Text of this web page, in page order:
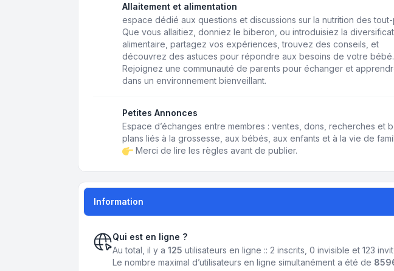
Allaitement et alimentation
espace dédié aux questions et discussions sur la nutrition des tout-
Que vous allaitiez, donniez le biberon, ou introduisiez la
alimentaire, partagez vos expériences, trouvez des conseils, et
découvrez des astuces pour répondre aux besoins de votre bébé.
Rejoignez une communauté de parents pour échanger et
dans un environnement bienveillant.
Petites Annonces
Espace d’échanges entre membres : ventes, dons, recherches et
plans liés à la grossesse, aux bébés, aux enfants et à la vie de
Merci de lire les règles avant de publier.
Information
Qui est en ligne ?
Au total, il y a 125 utilisateurs en ligne :: 2 inscrits, 0 invisible et 123
Le nombre maximal d’utilisateurs en ligne simultanément a été de